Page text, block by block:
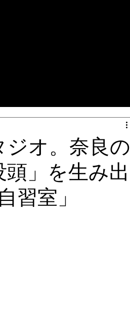
ジオ。奈良の
」を生み出
室」